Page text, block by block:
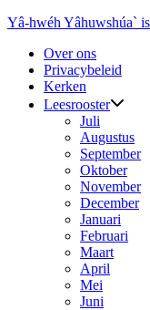
Ga
inhoud
Yâ-hwéh Yâhuwshúa`
Over ons
Privacybeleid
Kerken
Leesrooster
Juli
Augustus
September
Oktober
November
December
Januari
Februari
Maart
April
Mei
Juni